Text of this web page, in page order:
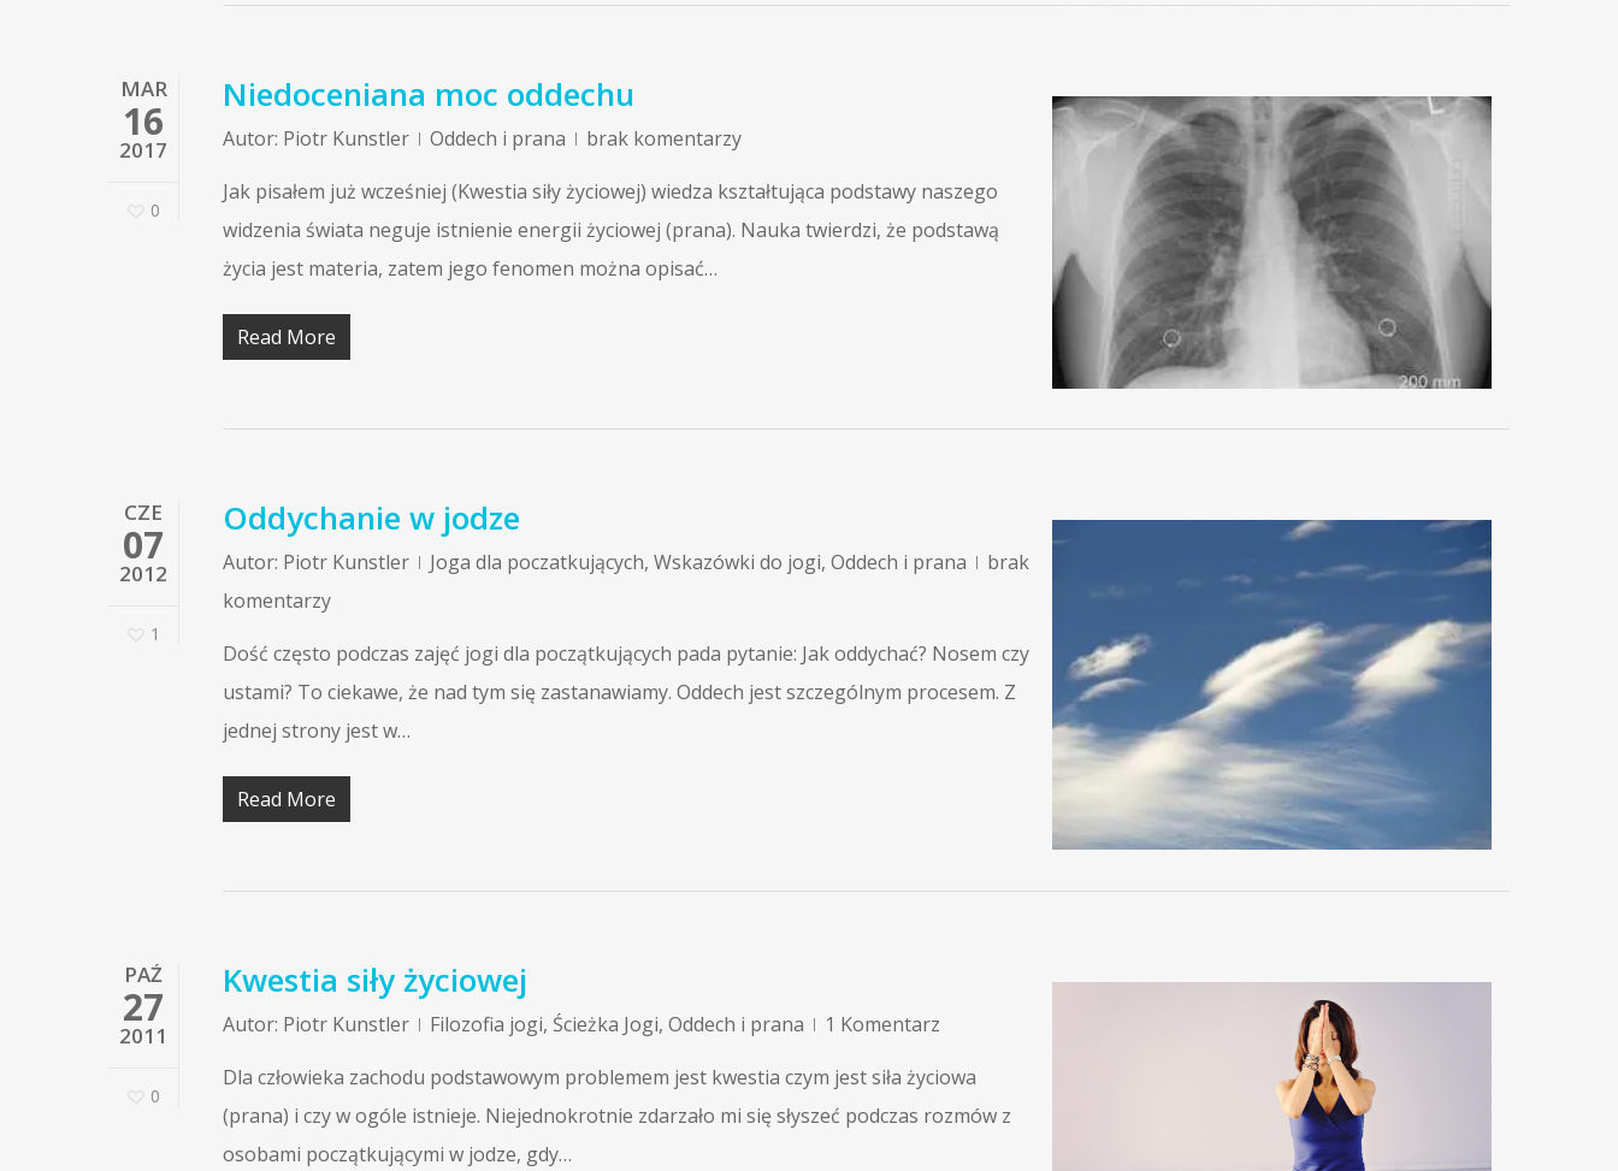
MAR
16
2017
0
Niedoceniana moc oddechu
Autor: Piotr Kunstler Oddech i prana
brak komentarzy
Jak pisałem już wcześniej (Kwestia siły życiowej) wiedza kształtująca podstawy naszego
widzenia świata neguje istnienie energii życiowej (prana). Nauka twierdzi, że podstawą
życia jest materia, zatem jego fenomen można opisać…
Read More
CZE
07
2012
1
Oddychanie w jodze
Autor: Piotr Kunstler Joga dla poczatkujących, Wskazówki do jogi, Oddech i prana
brak
komentarzy
Dość często podczas zajęć jogi dla początkujących pada pytanie: Jak oddychać? Nosem czy
ustami? To ciekawe, że nad tym się zastanawiamy. Oddech jest szczególnym procesem. Z
jednej strony jest w…
Read More
PAŹ
27
2011
0
Kwestia siły życiowej
Autor: Piotr Kunstler Filozofia jogi, Ścieżka Jogi, Oddech i prana
1 Komentarz
Dla człowieka zachodu podstawowym problemem jest kwestia czym jest siła życiowa
(prana) i czy w ogóle istnieje. Niejednokrotnie zdarzało mi się słyszeć podczas rozmów z
osobami początkującymi w jodze, gdy…